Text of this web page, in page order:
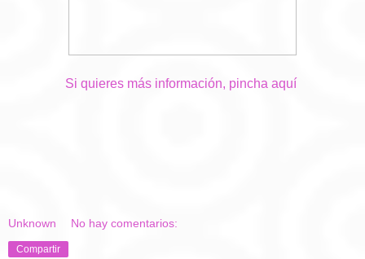
Si quieres más información, pincha aquí
Unknown No hay comentarios:
Compartir